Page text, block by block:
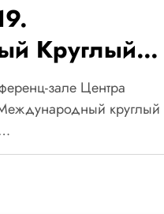
Круглый
рынка
в
запроса
зале Центра
круглый